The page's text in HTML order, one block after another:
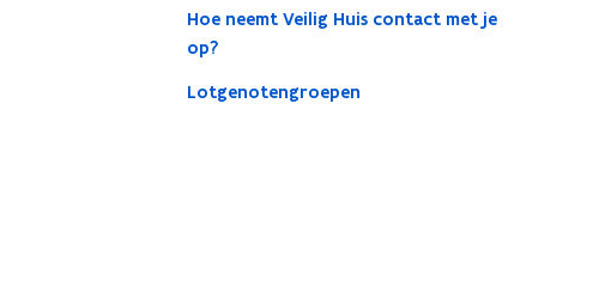
Hoe neemt Veilig Huis contact met je
op?
Lotgenotengroepen